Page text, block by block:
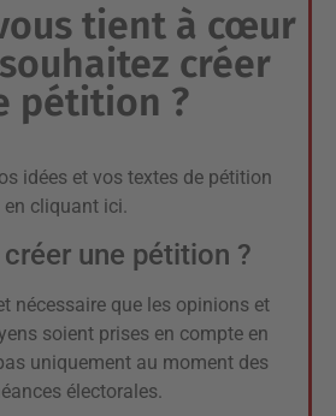
tient à cœur
créer
pétition ?
idées et vos textes de pétition
en cliquant ici.
une pétition ?
nécessaire que les opinions et
soient prises en compte en
uniquement au moment des
électorales.